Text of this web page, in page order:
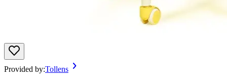
Provided by:Tollens